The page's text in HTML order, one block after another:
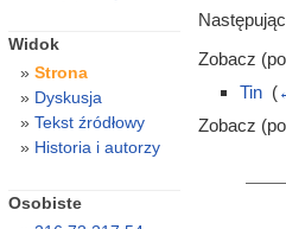
Zobacz
Tin‎ (
Zobacz
Widok
Strona
Dyskusja
Tekst źródłowy
Historia i autorzy
Osobiste